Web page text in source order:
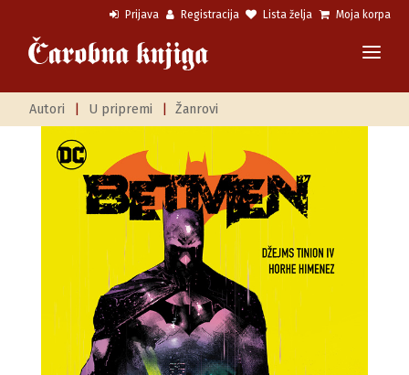
Prijava Registracija Lista želja Moja korpa
Autori U pripremi Žanrovi